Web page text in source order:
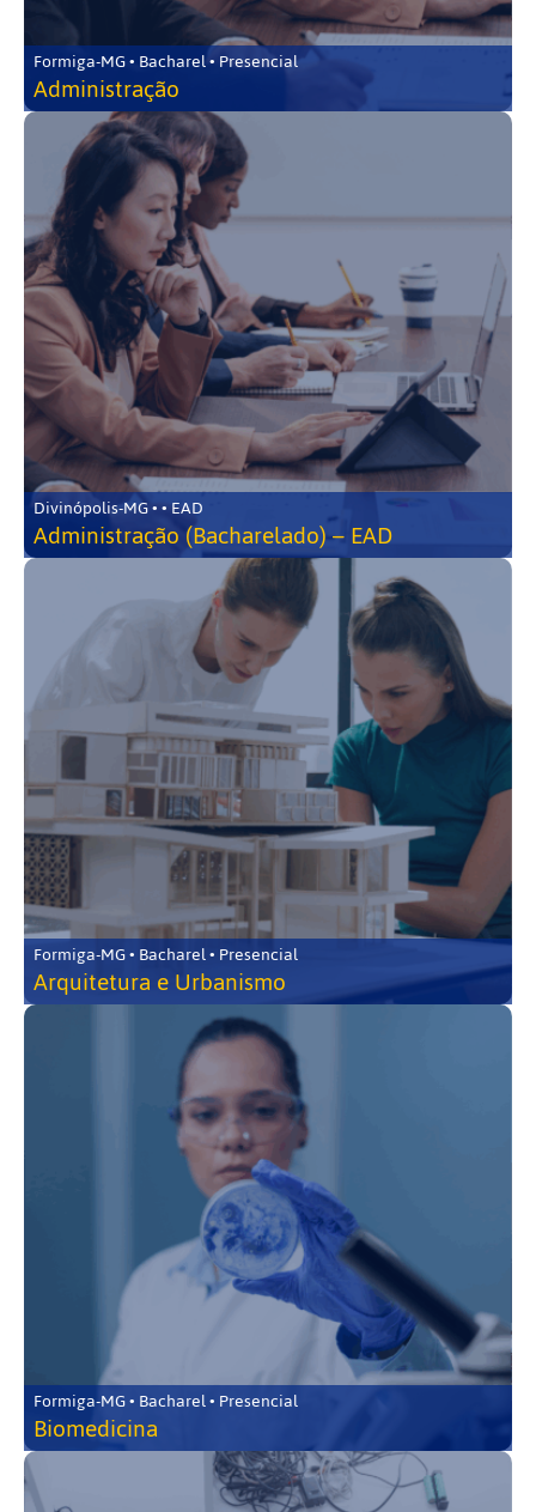
Formiga-MG • Bacharel • Presencial
Administração
Divinópolis-MG • • EAD
Administração (Bacharelado) – EAD
Formiga-MG • Bacharel • Presencial
Arquitetura e Urbanismo
Formiga-MG • Bacharel • Presencial
Biomedicina